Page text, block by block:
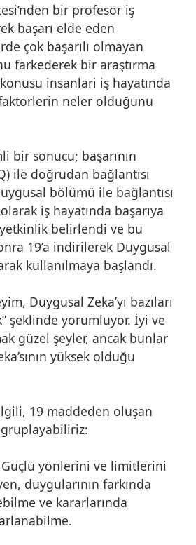
bir profesör iş
başarı elde eden
çok başarılı olmayan
farkederek bir araştırma
insanlari iş hayatında
faktörlerin neler olduğunu
bir sonucu; başarının
ile doğrudan bağlantısı
bölümü ile bağlantısı
iş hayatında başarıya
belirlendi ve bu
19’a indirilerek Duygusal
kullanılmaya başlandı.
Duygusal Zeka’yı bazıları
şeklinde yorumluyor. İyi ve
güzel şeyler, ancak bunlar
yüksek olduğu
19 maddeden oluşan
Güçlü yönlerini ve limitlerini
duygularının farkında
ve kararlarında